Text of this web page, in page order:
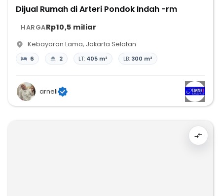
Dijual Rumah di Arteri Pondok Indah -rm
HARGARp10,5 miliar
Kebayoran Lama, Jakarta Selatan
6 2 LT: 405 m² LB: 300 m²
arneli